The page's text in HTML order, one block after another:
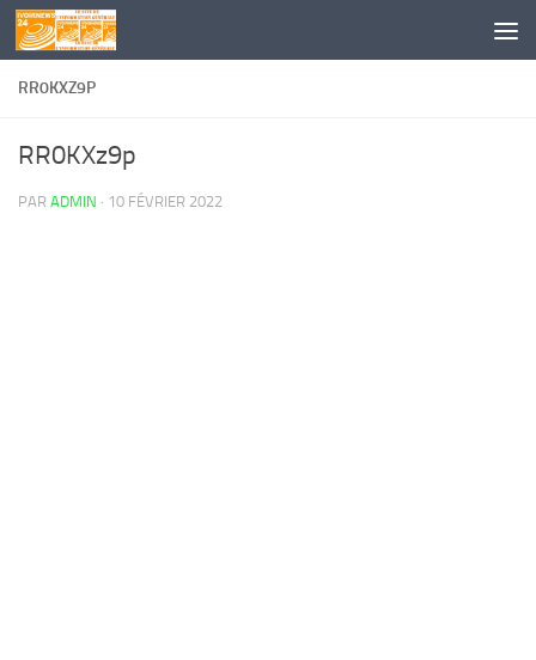
Skip to content
RR0KXZ9P
RR0KXz9p
PAR ADMIN · 10 FÉVRIER 2022